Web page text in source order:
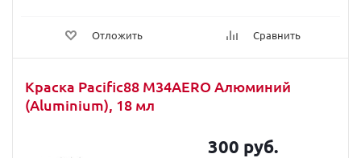
Отложить Сравнить
Краска Pacific88 M34AERO Алюминий
(Aluminium), 18 мл
300 руб.